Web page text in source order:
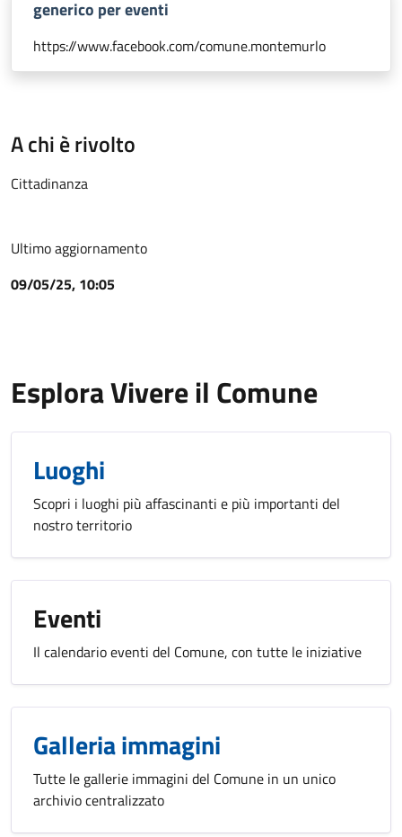
generico per eventi
https://www.facebook.com/comune.montemurlo
A chi è rivolto
Cittadinanza
Ultimo aggiornamento
09/05/25, 10:05
Esplora Vivere il Comune
Luoghi
Scopri i luoghi più affascinanti e più importanti del
nostro territorio
Eventi
Il calendario eventi del Comune, con tutte le iniziative
Galleria immagini
Tutte le gallerie immagini del Comune in un unico
archivio centralizzato